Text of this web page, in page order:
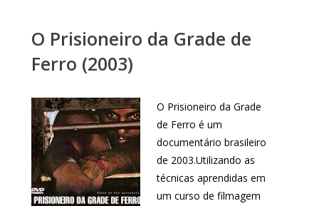
O Prisioneiro da Grade de
Ferro (2003)
O Prisioneiro da Grade
de Ferro é um
documentário brasileiro
de 2003.Utilizando as
técnicas aprendidas em
um curso de filmagem